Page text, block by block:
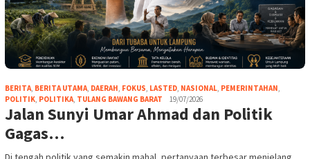
BERITA, BERITA UTAMA, DAERAH, FOKUS, LASTED, NASIONAL, PEMERINTAHAN,
POLITIK, POLITIKA, TULANG BAWANG BARAT 19/07/2026
Jalan Sunyi Umar Ahmad dan Politik
Gagas…